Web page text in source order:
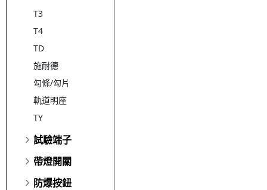
T3
T4
TD
施耐德
勾條/勾片
軌道明座
TY
試驗端子
帶燈開關
防爆按鈕